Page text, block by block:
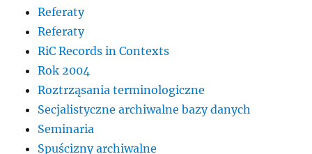
Referaty
Referaty
RiC Records in Contexts
Rok 2004
Roztrząsania terminologiczne
Secjalistyczne archiwalne bazy danych
Seminaria
Spuścizny archiwalne